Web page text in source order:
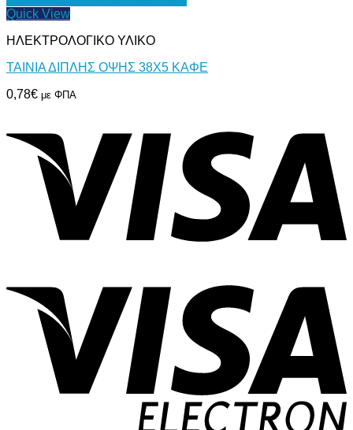
Quick View
ΗΛΕΚΤΡΟΛΟΓΙΚΟ ΥΛΙΚΟ
ΤΑΙΝΙΑ ΔΙΠΛΗΣ ΟΨΗΣ 38Χ5 ΚΑΦΕ
0,78€ με ΦΠΑ